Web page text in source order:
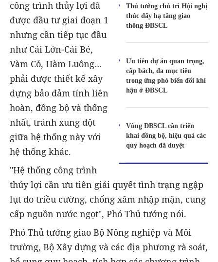
Thủ tướng chủ trì Hội nghị
thúc đẩy hạ tầng giao
thông ĐBSCL
Ưu tiên dự án quan trọng,
cấp bách, đa mục tiêu
trong ứng phó biến đổi khí
hậu ở ĐBSCL
Vùng ĐBSCL cần triển
khai đồng bộ, hiệu quả các
quy hoạch đã duyệt
công trình thủy lợi đã
được đầu tư giai đoạn 1
nhưng cần tiếp tục đầu
như Cái Lớn-Cái Bé,
Vàm Cỏ, Hàm Luông…
phải được thiết kế xây
dựng bảo đảm tính liên
hoàn, đồng bộ và thống
nhất, tránh xung đột
giữa hệ thống này với
hệ thống khác.
"Hệ thống công trình
thủy lợi cần ưu tiên giải quyết tình trạng ngập
lụt do triều cường, chống xâm nhập mặn, cung
cấp nguồn nước ngọt", Phó Thủ tướng nói.
Phó Thủ tướng giao Bộ Nông nghiệp và Môi
trường, Bộ Xây dựng và các địa phương rà soát,